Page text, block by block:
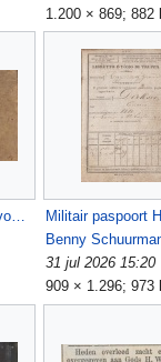
1.200 × 869; 882
Militairpaspoort HD voor en achter BCJA.jpg
Benny
31 jul 2026 15:20
909 × 1.296; 973